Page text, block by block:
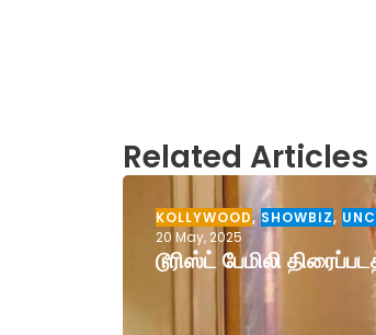
Related Articles
KOLLYWOOD,SHOWBIZ,
20 May, 2025
டூரிஸ்ட் பேமிலி